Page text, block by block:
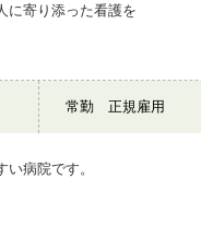
に寄り添った看護を
常勤 正規雇用
病院です。